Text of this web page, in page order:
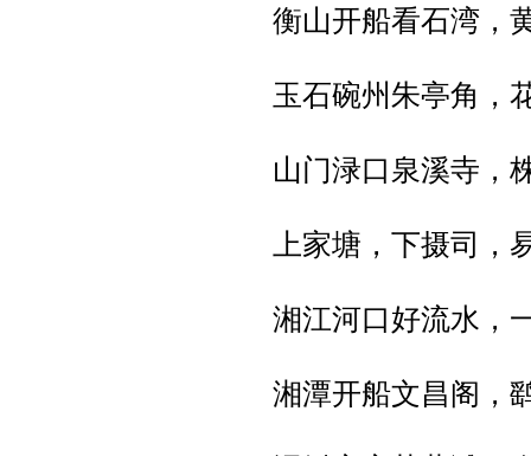
衡山开船看石湾，
玉石碗州朱亭角，
山门渌口泉溪寺，
上家塘，下摄司，
湘江河口好流水，
湘潭开船文昌阁，